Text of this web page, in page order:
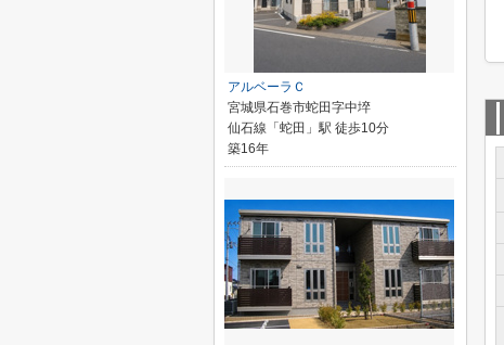
アルベーラＣ
宮城県石巻市蛇田字中埣
仙石線「蛇田」駅 徒歩10分
築16年